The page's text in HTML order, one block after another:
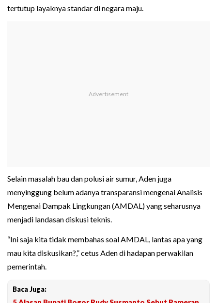
tertutup layaknya standar di negara maju.
Selain masalah bau dan polusi air sumur, Aden juga
menyinggung belum adanya transparansi mengenai Analisis
Mengenai Dampak Lingkungan (AMDAL) yang seharusnya
menjadi landasan diskusi teknis.
“Ini saja kita tidak membahas soal AMDAL, lantas apa yang
mau kita diskusikan?,” cetus Aden di hadapan perwakilan
pemerintah.
Baca Juga: